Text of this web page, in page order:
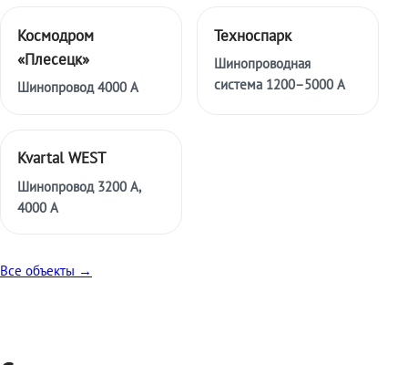
Космодром
«Плесецк»
Шинопровод 4000 А
Техноспарк
Шинопроводная
система 1200–5000 А
Kvartal WEST
Шинопровод 3200 А,
4000 А
Все объекты →